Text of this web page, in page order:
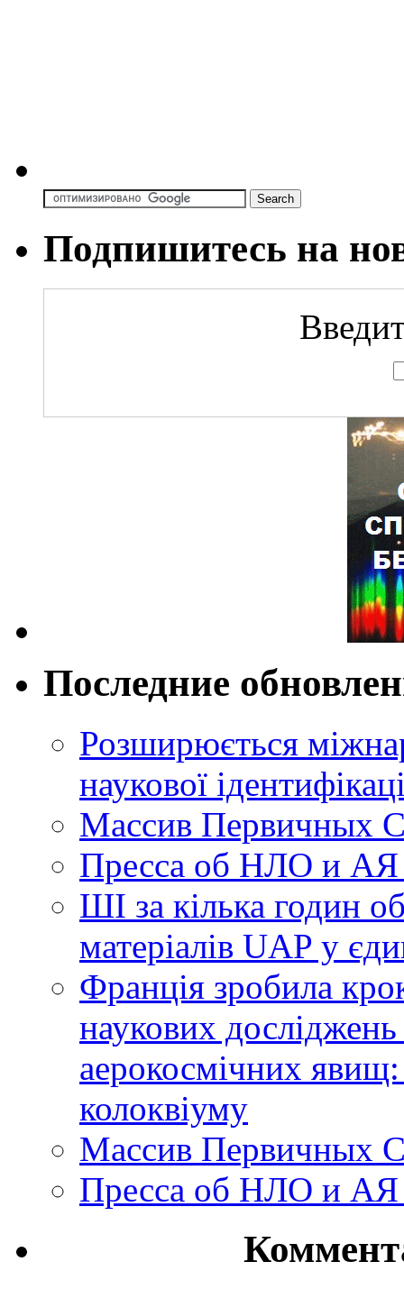
Подпишитесь на
Последние
Розширюється
наукової
Массив Первичных
Пресса об НЛО и
ШІ за кілька годин
матеріалів UAP у
Франція зробила
наукових
аерокосмічних
колоквіуму
Массив Первичных
Пресса об НЛО и